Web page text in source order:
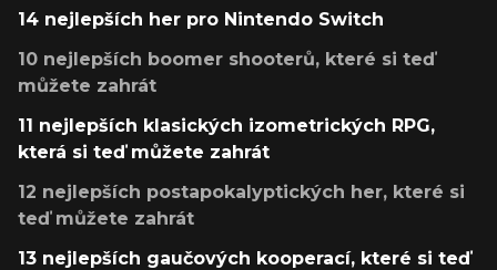
14 nejlepších her pro Nintendo Switch
10 nejlepších boomer shooterů, které si teď
můžete zahrát
11 nejlepších klasických izometrických RPG,
která si teď můžete zahrát
12 nejlepších postapokalyptických her, které si
teď můžete zahrát
13 nejlepších gaučových kooperací, které si teď